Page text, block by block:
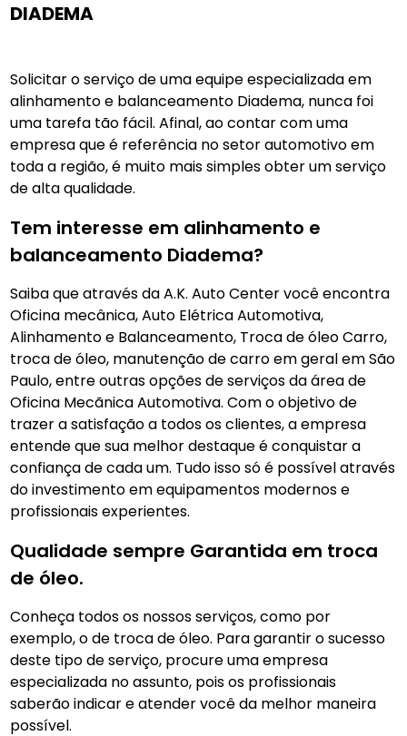
DIADEMA
Solicitar o serviço de uma equipe especializada em
alinhamento e balanceamento Diadema, nunca foi
uma tarefa tão fácil. Afinal, ao contar com uma
empresa que é referência no setor automotivo em
toda a região, é muito mais simples obter um serviço
de alta qualidade.
Tem interesse em alinhamento e
balanceamento Diadema?
Saiba que através da A.K. Auto Center você encontra
Oficina mecânica, Auto Elétrica Automotiva,
Alinhamento e Balanceamento, Troca de óleo Carro,
troca de óleo, manutenção de carro em geral em São
Paulo, entre outras opções de serviços da área de
Oficina Mecãnica Automotiva. Com o objetivo de
trazer a satisfação a todos os clientes, a empresa
entende que sua melhor destaque é conquistar a
confiança de cada um. Tudo isso só é possível através
do investimento em equipamentos modernos e
profissionais experientes.
Qualidade sempre Garantida em troca
de óleo.
Conheça todos os nossos serviços, como por
exemplo, o de troca de óleo. Para garantir o sucesso
deste tipo de serviço, procure uma empresa
especializada no assunto, pois os profissionais
saberão indicar e atender você da melhor maneira
possível.